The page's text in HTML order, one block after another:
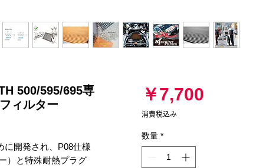
500/595/695専
ィルター
に開発され、P08仕様
）と特殊耐熱プラグ
￥7,700
消費税込み
数量 *